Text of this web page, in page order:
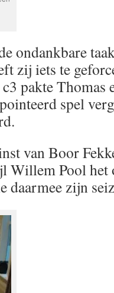
ondankbare
zij iets te
pakte Thomas
spel
van Boor
Willem Pool het
daarmee zijn